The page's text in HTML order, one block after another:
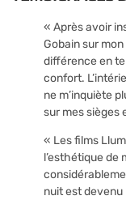
« Après avoir
Gobain sur
différence en
confort.
ne m’inquiète
sur mes sièges
« Les films
l’esthétique de
nuit est